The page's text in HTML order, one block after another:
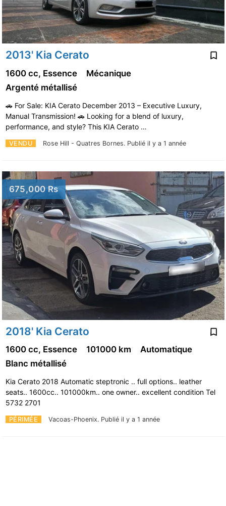
2013' Kia Cerato
VENDU Rose Hill - Quatres Bornes. Publié il y a 1 année
1600 cc, Essence
Mécanique
Argenté métallisé
🚗 For Sale: KIA Cerato December 2013 – Executive Luxury,
Manual Transmission! 🚗 Looking for a blend of luxury,
performance, and style? This KIA Cerato …
675,000 Rs
2018' Kia Cerato
PÉRIMÉE Vacoas-Phoenix. Publié il y a 1 année
1600 cc, Essence 101000 km
Automatique
Blanc métallisé
Kia Cerato 2018 Automatic steptronic .. full options.. leather
seats.. 1600cc.. 101000km.. one owner.. excellent condition Tel
5732 2701